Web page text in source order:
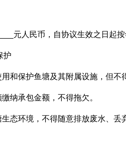
元人民币，自协议生效之日起
护
和保护鱼塘及其附属设施，但不
纳承包金额，不得拖欠。
态环境，不得随意排放废水、丢